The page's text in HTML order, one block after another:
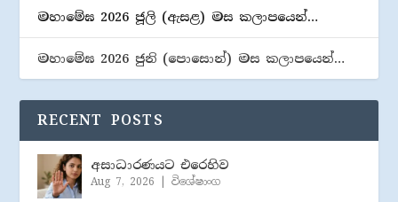
මහාමේඝ 2026 ජූලි (​ඇසළ) මස කලාපයෙන්…
මහාමේඝ 2026 ජුනි (​පොසොන්) මස කලාපයෙන්…
RECENT POSTS
අසාධාරණයට එරෙහිව
Aug 7, 2026 |විශේෂාංග